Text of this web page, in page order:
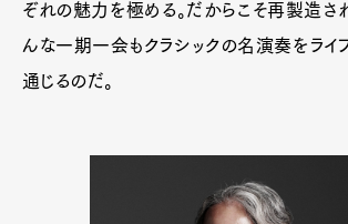
ぞれの魅力を極める。だからこそ再製造さ
んな一期一会もクラシックの名演奏をライ
通じるのだ。